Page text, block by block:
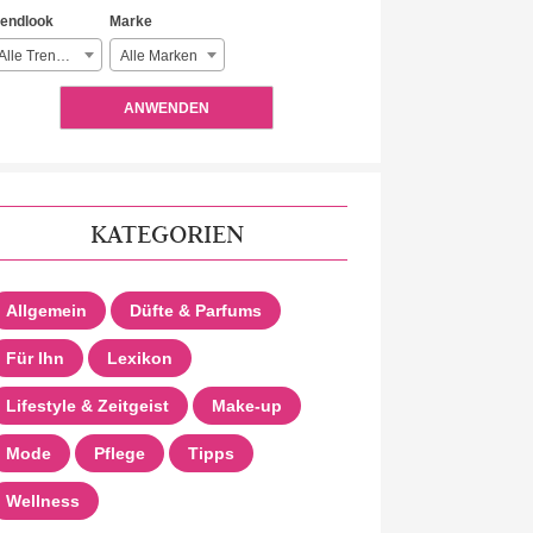
Alle Trendlooks
Marke
Alle Marken
ANWENDEN
KATEGORIEN
Allgemein Düfte & Parfums
Für Ihn Lexikon
Lifestyle & Zeitgeist Make-up
Mode Pflege Tipps
Wellness